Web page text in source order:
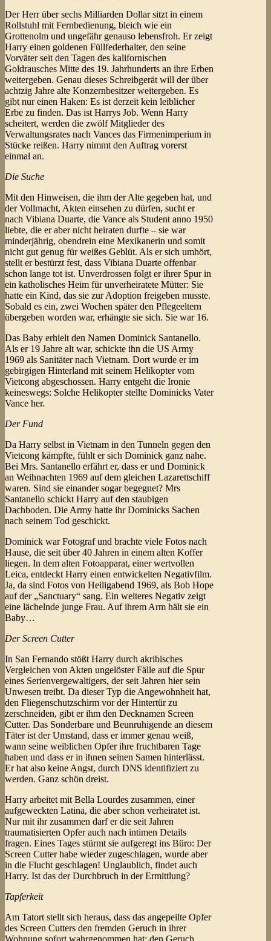
Der Herr über sechs Milliarden Dollar sitzt in einem
Rollstuhl mit Fernbedienung, bleich wie ein
Grottenolm und ungefähr genauso lebensfroh. Er zeigt
Harry einen goldenen Füllfederhalter, den seine
Vorväter seit den Tagen des kalifornischen
Goldrausches Mitte des 19. Jahrhunderts an ihre Erben
weitergeben. Genau dieses Schreibgerät will der über
achtzig Jahre alte Konzernbesitzer weitergeben. Es
gibt nur einen Haken: Es ist derzeit kein leiblicher
Erbe zu finden. Das ist Harrys Job. Wenn Harry
scheitert, werden die zwölf Mitglieder des
Verwaltungsrates nach Vances das Firmenimperium in
Stücke reißen. Harry nimmt den Auftrag vorerst
einmal an.
Die Suche
Mit den Hinweisen, die ihm der Alte gegeben hat, und
der Vollmacht, Akten einsehen zu dürfen, sucht er
nach Vibiana Duarte, die Vance als Student anno 1950
liebte, die er aber nicht heiraten durfte – sie war
minderjährig, obendrein eine Mexikanerin und somit
nicht gut genug für weißes Geblüt. Als er sich umhört,
stellt er bestürzt fest, dass Vibiana Duarte offenbar
schon lange tot ist. Unverdrossen folgt er ihrer Spur in
ein katholisches Heim für unverheiratete Mütter: Sie
hatte ein Kind, das sie zur Adoption freigeben musste.
Sobald es ein, zwei Wochen später den Pflegeeltern
übergeben worden war, erhängte sie sich. Sie war 16.
Das Baby erhielt den Namen Dominick Santanello.
Als er 19 Jahre alt war, schickte ihn die US Army
1969 als Sanitäter nach Vietnam. Dort wurde er im
gebirgigen Hinterland mit seinem Helikopter vom
Vietcong abgeschossen. Harry entgeht die Ironie
keineswegs: Solche Helikopter stellte Dominicks Vater
Vance her.
Der Fund
Da Harry selbst in Vietnam in den Tunneln gegen den
Vietcong kämpfte, fühlt er sich Dominick ganz nahe.
Bei Mrs. Santanello erfährt er, dass er und Dominick
an Weihnachten 1969 auf dem gleichen Lazarettschiff
waren. Sind sie einander sogar begegnet? Mrs
Santanello schickt Harry auf den staubigen
Dachboden. Die Army hatte ihr Dominicks Sachen
nach seinem Tod geschickt.
Dominick war Fotograf und brachte viele Fotos nach
Hause, die seit über 40 Jahren in einem alten Koffer
liegen. In dem alten Fotoapparat, einer wertvollen
Leica, entdeckt Harry einen entwickelten Negativfilm.
Ja, da sind Fotos von Heiligabend 1969, als Bob Hope
auf der „Sanctuary“ sang. Ein weiteres Negativ zeigt
eine lächelnde junge Frau. Auf ihrem Arm hält sie ein
Baby…
Der Screen Cutter
In San Fernando stößt Harry durch akribisches
Vergleichen von Akten ungelöster Fälle auf die Spur
eines Serienvergewaltigers, der seit Jahren hier sein
Unwesen treibt. Da dieser Typ die Angewohnheit hat,
den Fliegenschutzschirm vor der Hintertür zu
zerschneiden, gibt er ihm den Decknamen Screen
Cutter. Das Sonderbare und Beunruhigende an diesem
Täter ist der Umstand, dass er immer genau weiß,
wann seine weiblichen Opfer ihre fruchtbaren Tage
haben und dass er in ihnen seinen Samen hinterlässt.
Er hat also keine Angst, durch DNS identifiziert zu
werden. Ganz schön dreist.
Harry arbeitet mit Bella Lourdes zusammen, einer
aufgeweckten Latina, die aber schon verheiratet ist.
Nur mit ihr zusammen darf er die seit Jahren
traumatisierten Opfer auch nach intimen Details
fragen. Eines Tages stürmt sie aufgeregt ins Büro: Der
Screen Cutter habe wieder zugeschlagen, wurde aber
in die Flucht geschlagen! Unglaublich, findet auch
Harry. Ist das der Durchbruch in der Ermittlung?
Tapferkeit
Am Tatort stellt sich heraus, dass das angepeilte Opfer
des Screen Cutters den fremden Geruch in ihrer